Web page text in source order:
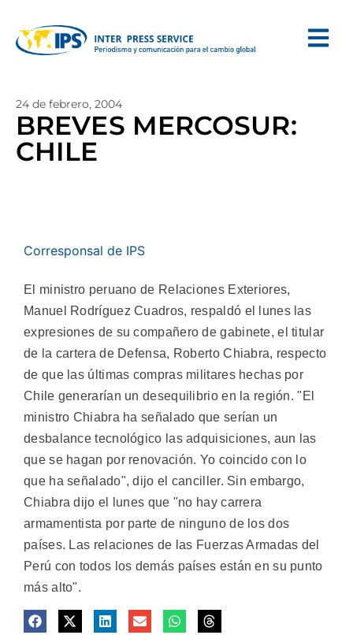
24 de febrero, 2004
BREVES MERCOSUR:
CHILE
Corresponsal de IPS
El ministro peruano de Relaciones Exteriores,
Manuel Rodríguez Cuadros, respaldó el lunes las
expresiones de su compañero de gabinete, el titular
de la cartera de Defensa, Roberto Chiabra, respecto
de que las últimas compras militares hechas por
Chile generarían un desequilibrio en la región. "El
ministro Chiabra ha señalado que serían un
desbalance tecnológico las adquisiciones, aun las
que se hagan por renovación. Yo coincido con lo
que ha señalado", dijo el canciller. Sin embargo,
Chiabra dijo el lunes que "no hay carrera
armamentista por parte de ninguno de los dos
países. Las relaciones de las Fuerzas Armadas del
Perú con todos los demás países están en su punto
más alto".